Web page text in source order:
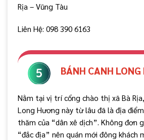
Rịa – Vũng Tàu
Liên Hệ: 098 390 6163
BÁNH CANH
Nằm tại vị trí cổng chào thị xã Bà
Long Hương này từ lâu đã là địa
thăm của “dân xê dịch”. Không đơn
“đắc địa” nên quán mới đông khách